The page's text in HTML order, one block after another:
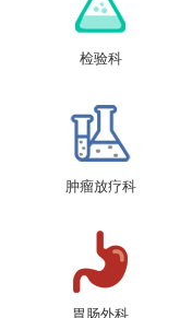
检验科
肿瘤放疗科
胃肠外科